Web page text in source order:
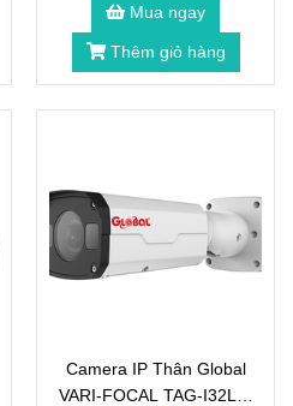
Mua ngay
Thêm giỏ hàng
Camera IP Thân Global
VARI-FOCAL TAG-I32L5-